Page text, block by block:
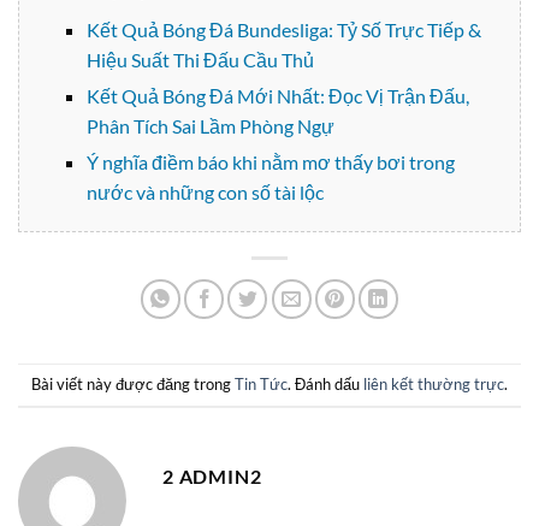
Kết Quả Bóng Đá Bundesliga: Tỷ Số Trực Tiếp &
Hiệu Suất Thi Đấu Cầu Thủ
Kết Quả Bóng Đá Mới Nhất: Đọc Vị Trận Đấu,
Phân Tích Sai Lầm Phòng Ngự
Ý nghĩa điềm báo khi nằm mơ thấy bơi trong
nước và những con số tài lộc
Bài viết này được đăng trongTin Tức. Đánh dấu liên kết thường trực.
2 ADMIN2